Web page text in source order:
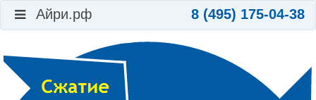
Айри.рф 8 (495) 175-04-38